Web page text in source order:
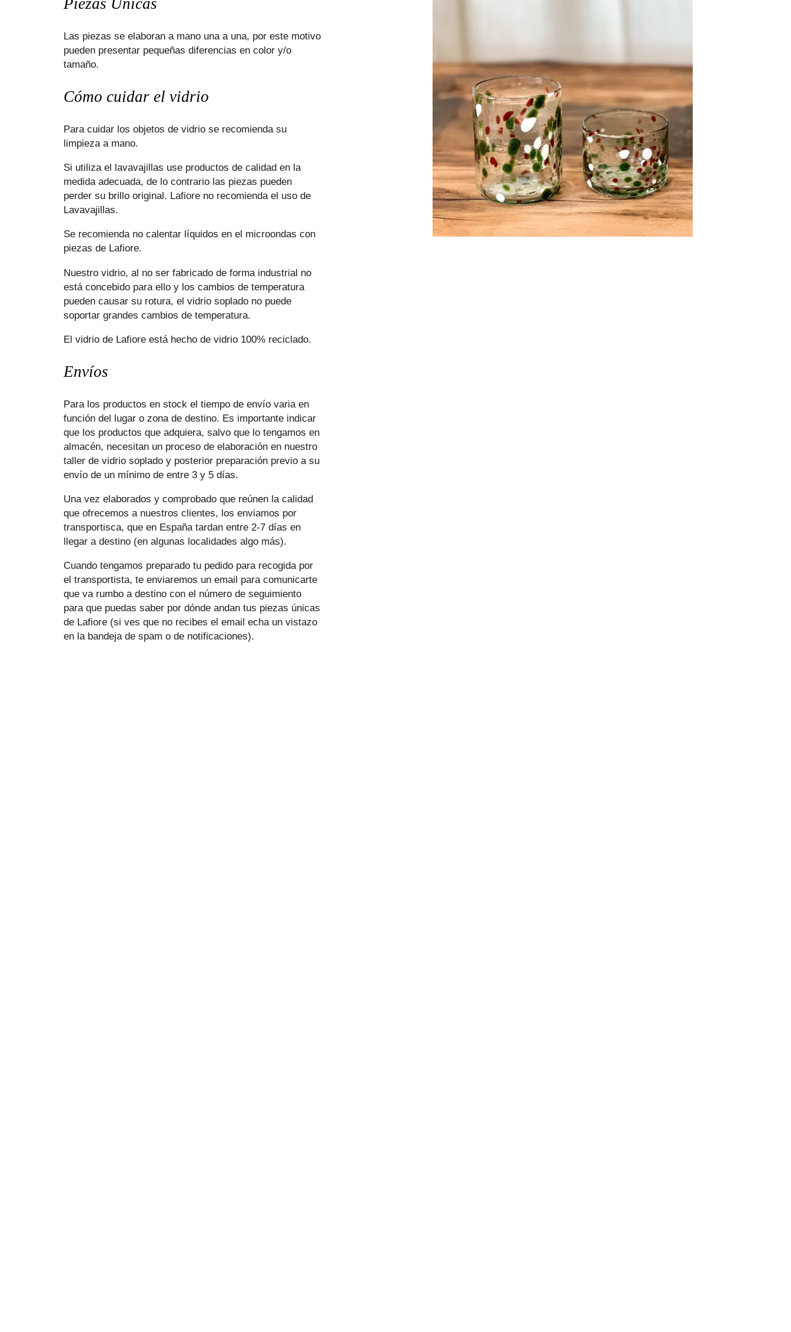
Las piezas se elaboran a mano una a una, por este motivo
pueden presentar pequeñas diferencias en color y/o
tamaño.
Cómo cuidar el vidrio
Para cuidar los objetos de vidrio se recomienda su
limpieza a mano.
Si utiliza el lavavajillas use productos de calidad en la
medida adecuada, de lo contrario las piezas pueden
perder su brillo original. Lafiore no recomienda el uso de
Lavavajillas.
Se recomienda no calentar líquidos en el microondas con
piezas de Lafiore.
Nuestro vidrio, al no ser fabricado de forma industrial no
está concebido para ello y los cambios de temperatura
pueden causar su rotura, el vidrio soplado no puede
soportar grandes cambios de temperatura.
El vidrio de Lafiore está hecho de vidrio 100% reciclado.
Envíos
Para los productos en stock el tiempo de envío varia en
función del lugar o zona de destino. Es importante indicar
que los productos que adquiera, salvo que lo tengamos en
almacén, necesitan un proceso de elaboración en nuestro
taller de vidrio soplado y posterior preparación previo a su
envío de un mínimo de entre 3 y 5 días.
Una vez elaborados y comprobado que reúnen la calidad
que ofrecemos a nuestros clientes, los enviamos por
transportisca, que en España tardan entre 2-7 días en
llegar a destino (en algunas localidades algo más).
Cuando tengamos preparado tu pedido para recogida por
el transportista, te enviaremos un email para comunicarte
que va rumbo a destino con el número de seguimiento
para que puedas saber por dónde andan tus piezas únicas
de Lafiore (si ves que no recibes el email echa un vistazo
en la bandeja de spam o de notificaciones).